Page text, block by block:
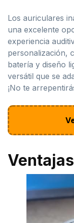
Los auriculares
una excelente
experiencia
personalización,
batería y diseño
versátil que se
¡No te